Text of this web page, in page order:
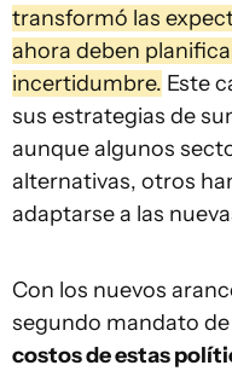
transformó las
ahora deben
incertidumbre. Este
sus estrategias de
aunque algunos
alternativas, otros
adaptarse a las
Con los nuevos
segundo mandato
costos de estas